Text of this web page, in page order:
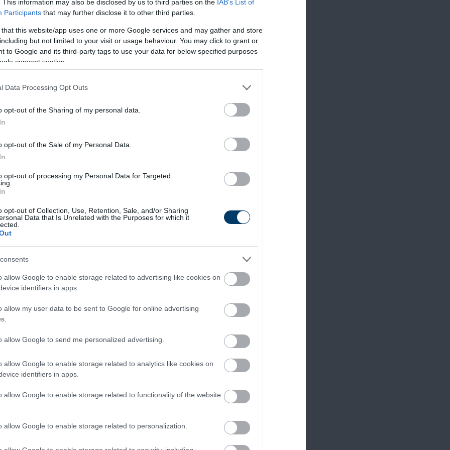
This information may also be disclosed by us to third parties on the IAB’s List of
Participants that may further disclose it to other third parties.
that this website/app uses one or more Google services and may gather and store
but not limited to your visit or usage behaviour. You may click to grant or
to Google and its third-party tags to use your data for below specified purposes
consent section.
Data Processing Opt Outs
opt-out of the Sharing of my personal data.
opt-out of the Sale of my Personal Data.
opt-out of processing my Personal Data for Targeted
opt-out of Collection, Use, Retention, Sale, and/or Sharing
Data that Is Unrelated with the Purposes for which it
allow Google to enable storage related to advertising like cookies on
identifiers in apps.
allow my user data to be sent to Google for online advertising
allow Google to send me personalized advertising.
allow Google to enable storage related to analytics like cookies on
identifiers in apps.
allow Google to enable storage related to functionality of the website
allow Google to enable storage related to personalization.
majd kinyomkodjuk.
a kinyomkodott zsemlét, tojást, reszelt parmezánt, finomra
a fűszereket.
húsgolyókat formálunk a masszából.
mártásba.
elpárolgott folyadékot vízzel vagy húslevessel pótoljuk.
benne a spagettit a csomagoláson található utasítások szerint.
rákanalazzuk a szicíliai paradicsomos húsgombócokat és a
parmezán sajttal és friss petrezselyemmel.